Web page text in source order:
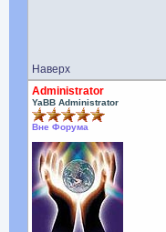
Наверх
Administrator
YaBB Administrator
Вне Форума